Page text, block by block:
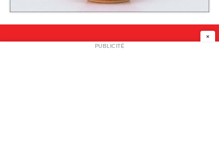
Galerie Collection
NEWSLETTER
×
PUBLICITÉ